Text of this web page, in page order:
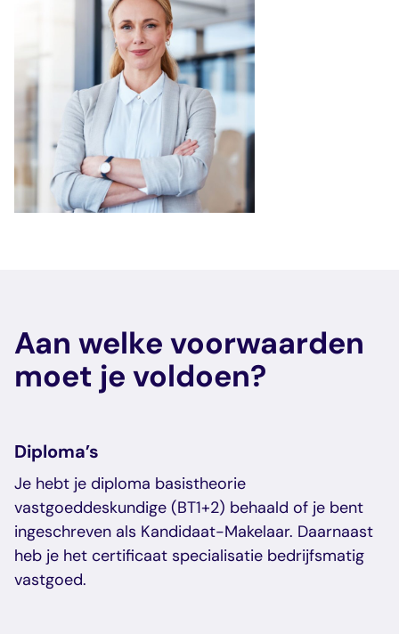
Aan welke voorwaarden
moet je voldoen?
Diploma’s
Je hebt je diploma basistheorie
vastgoeddeskundige (BT1+2) behaald of je bent
ingeschreven als Kandidaat-Makelaar. Daarnaast
heb je het certificaat specialisatie bedrijfsmatig
vastgoed.